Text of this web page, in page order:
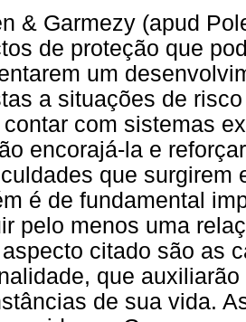
& Garmezy (apud
de proteção que
um
a situações de
contar com sistemas
encorajá-la e
que surgirem
é de fundamental
pelo menos uma
citado são as
que
de sua vida.